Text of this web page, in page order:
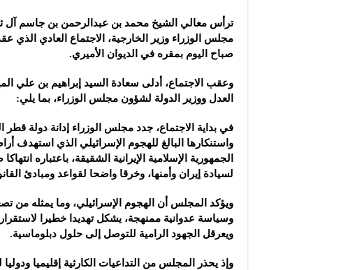
شركة “كاربوباتش”: المعرض منصة
شركة “جالكسي أوتوميشن”:
ترأس معالي الشيخ محمد بن عبدالرحمن بن جاسم آل
مجلس الوزراء وزير الخارجية، الاجتماع العادي الذي
صباح اليوم بمقره في الديوان الأميري.
وعقب الاجتماع، أدلى سعادة السيد إبراهيم بن علي
العدل ووزير الدولة لشؤون مجلس الوزراء، بما يلي:
في بداية الاجتماع، جدد مجلس الوزراء إدانة دولة قطر
واستنكارها البالغ للهجوم الإسرائيلي الذي استهدف
الجمهورية الإسلامية الإيرانية الشقيقة، باعتباره
لسيادة إيران وأمنها، وخرقا واضحا لقواعد ومبادئ
ويؤكد المجلس أن الهجوم الإسرائيلي، وما يمثله من
وسياسة عدوانية ممنهجة، يشكل تهديدا خطيرا
ويعرقل الجهود الرامية للتوصل إلى حلول دبلوماسية.
وإذ يحذر المجلس من التداعيات الكارثية إقليميا ودوليا